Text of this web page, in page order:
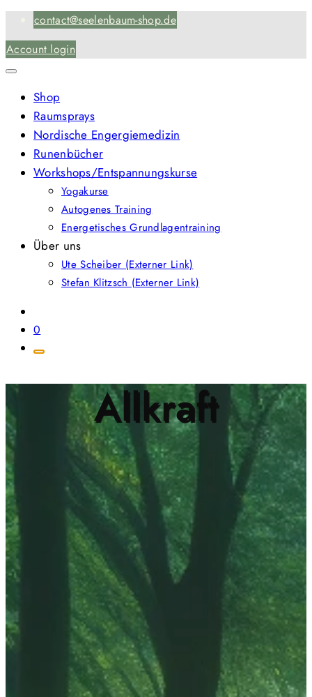
to
content
contact@seelenbaum-shop.de
Account login
Shop
Raumsprays
Nordische Engergiemedizin
Runenbücher
Workshops/Entspannungskurse
Yogakurse
Autogenes Training
Energetisches Grundlagentraining
Über uns
Ute Scheiber (Externer Link)
Stefan Klitzsch (Externer Link)
0
Allkraft